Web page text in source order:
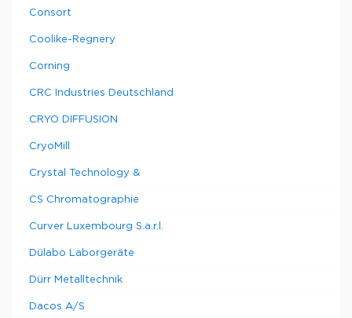
Consort
Coolike-Regnery
Corning
CRC Industries Deutschland
CRYO DIFFUSION
CryoMill
Crystal Technology &
CS Chromatographie
Curver Luxembourg S.a.r.l.
Dülabo Laborgeräte
Dürr Metalltechnik
Dacos A/S